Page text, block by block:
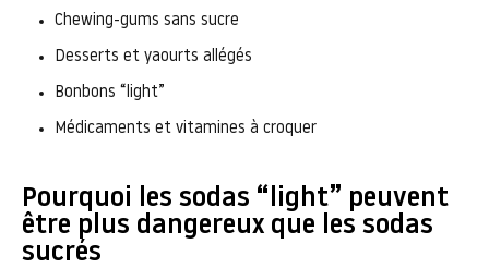
Chewing-gums sans sucre
Desserts et yaourts allégés
Bonbons “light”
Médicaments et vitamines à croquer
Pourquoi les sodas “light” peuvent
être plus dangereux que les sodas
sucrés